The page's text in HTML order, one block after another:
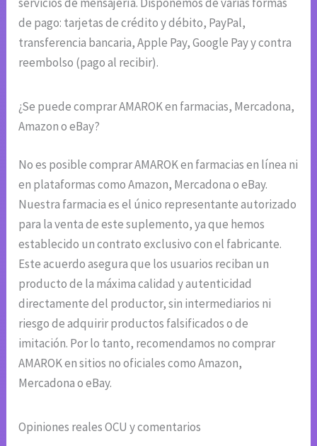
de pago: tarjetas de crédito y débito, PayPal,
transferencia bancaria, Apple Pay, Google Pay y contra
reembolso (pago al recibir).
¿Se puede comprar AMAROK en farmacias, Mercadona,
Amazon o eBay?
No es posible comprar AMAROK en farmacias en línea ni
en plataformas como Amazon, Mercadona o eBay.
Nuestra farmacia es el único representante autorizado
para la venta de este suplemento, ya que hemos
establecido un contrato exclusivo con el fabricante.
Este acuerdo asegura que los usuarios reciban un
producto de la máxima calidad y autenticidad
directamente del productor, sin intermediarios ni
riesgo de adquirir productos falsificados o de
imitación. Por lo tanto, recomendamos no comprar
AMAROK en sitios no oficiales como Amazon,
Mercadona o eBay.
Opiniones reales OCU y comentarios